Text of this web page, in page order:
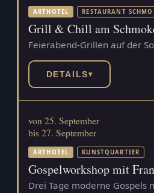
ARTHOTEL RESTAURANT
Grill & Chill am
Feierabend-Grillen auf der
DETAILS▾
von 25. September
bis 27. September
ARTHOTEL KUNSTQUARTIER
Gospelworkshop mit
Drei Tage moderne Gospels